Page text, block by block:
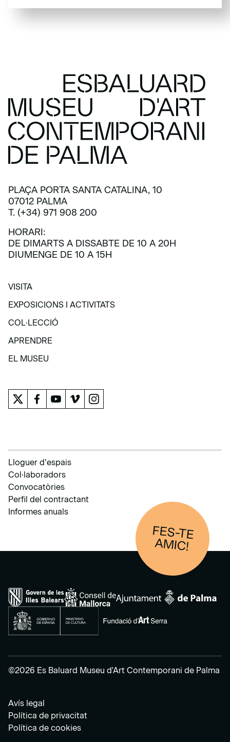
SUBSCRIU-TE
PLAÇA PORTA SANTA CATALINA, 10
07012 PALMA
T. (+34) 971 908 200
HORARI:
DE DIMARTS A DISSABTE DE 10 A 20H
DIUMENGE DE 10 A 15H
VISITA
VISITA
EXPOSICIONS I ACTIVITATS
EXPOSICIONS I ACTIVITATS
COL·LECCIÓ
COL·LECCIÓ
APRENDRE
APRENDRE
EL MUSEU
Lloguer d’espais
Col·laboradors
Convocatòries
Perfil del contractant
Informes anuals
FES-TE
AM
IC!
©2026 Es Baluard Museu d'Art Contemporani de Palma
Avís legal
Política de privacitat
Política de cookies